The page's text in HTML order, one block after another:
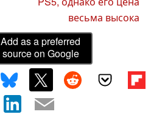
весьма высока
Add as a preferred
source on Google